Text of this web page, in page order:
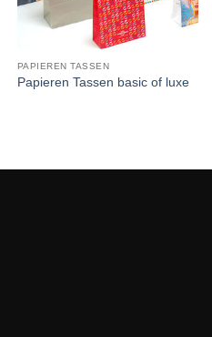
PAPIEREN TASSEN
Papieren Tassen basic of luxe